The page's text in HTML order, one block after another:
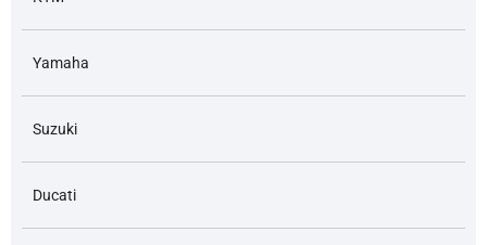
Yamaha
Suzuki
Ducati